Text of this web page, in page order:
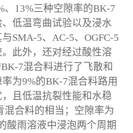
、13%三种空隙率的BK-7
低温弯曲试验以及浸水
SMA-5、AC-5、OGFC-5
此外，还对经过酸性溶
7混合料进行了飞散和
为9%的BK-7混合料路用
且低温抗裂性能和水稳
混合料的相当；空隙率为
酸雨溶液中浸泡两个周期